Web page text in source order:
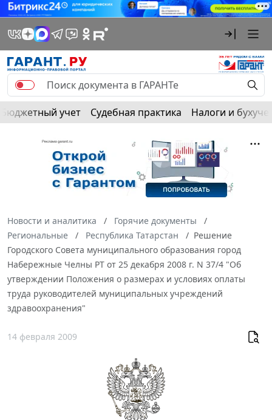
Бюджетный учет Судебная практика Налоги и
Новости и аналитика
Горячие документы
Региональные
Республика Татарстан
Решение
Городского Совета муниципального образования город
Набережные Челны РТ от 25 декабря 2008 г. N 37/4 "Об
утверждении Положения о размерах и условиях оплаты
труда руководителей муниципальных учреждений
здравоохранения"
14 февраля 2009